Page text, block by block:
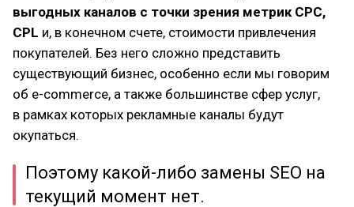
выгодных каналов с точки зрения метрик CPC,
CPL и, в конечном счете, стоимости привлечения
покупателей. Без него сложно представить
существующий бизнес, особенно если мы говорим
об e-commerce, а также большинстве сфер услуг,
в рамках которых рекламные каналы будут
окупаться.
Поэтому какой-либо замены SEO на
текущий момент нет.